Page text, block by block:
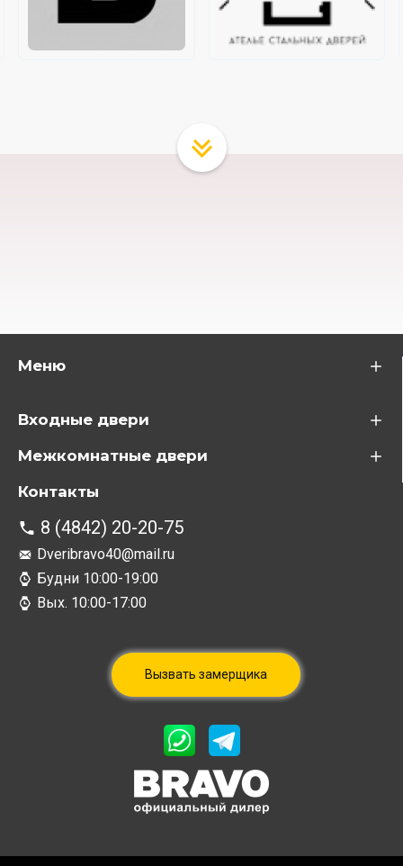
Меню
Входные двери
Межкомнатные двери
Контакты
8 (4842) 20-20-75
Dveribravo40@mail.ru
Будни 10:00-19:00
Вых. 10:00-17:00
Вызвать замерщика